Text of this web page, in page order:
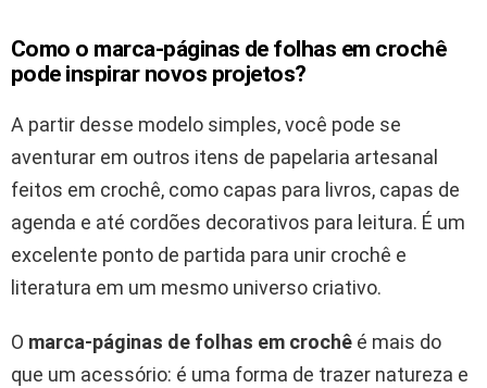
Como o marca-páginas de folhas em crochê
pode inspirar novos projetos?
A partir desse modelo simples, você pode se
aventurar em outros itens de papelaria artesanal
feitos em crochê, como capas para livros, capas de
agenda e até cordões decorativos para leitura. É um
excelente ponto de partida para unir crochê e
literatura em um mesmo universo criativo.
O marca-páginas de folhas em crochê é mais do
que um acessório: é uma forma de trazer natureza e